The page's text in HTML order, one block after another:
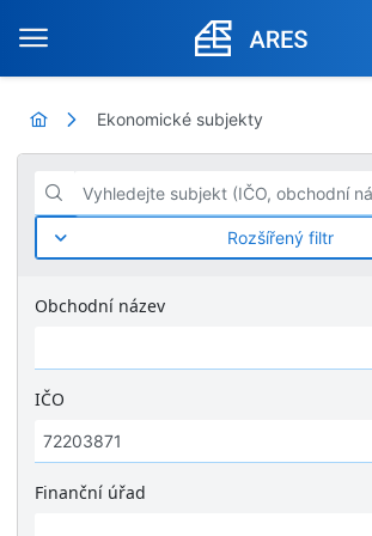
Ekonomické subjekty
Vyhledejte subjekt (IČO, obchodní název ...)
Rozšířený filtr
Obchodní název
IČO
Finanční úřad